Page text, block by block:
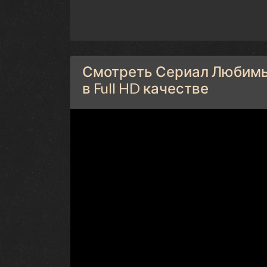
Смотреть Сериал
в Full HD качестве